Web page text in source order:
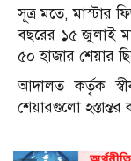
সূত্র মতে, মাস্টার
বছরের ১৫ জুলাই
৫০ হাজার শেয়ার
আদালত কর্তৃক
শেয়ারগুলো হস্তান্তর